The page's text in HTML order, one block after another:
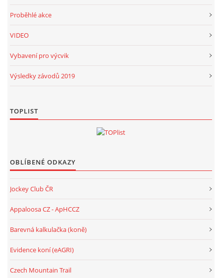
Proběhlé akce
VIDEO
Vybavení pro výcvik
Výsledky závodů 2019
TOPLIST
OBLÍBENÉ ODKAZY
Jockey Club ČR
Appaloosa CZ - ApHCCZ
Barevná kalkulačka (koně)
Evidence koní (eAGRI)
Czech Mountain Trail